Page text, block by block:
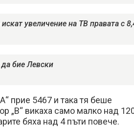
увеличение на ТВ правата с
бие Левски
прие 5467 и така тя беше
„В“ викаха само малко над
бяха над 4 пъти повече.